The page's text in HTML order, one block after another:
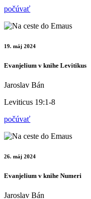
počúvať
19. máj 2024
Evanjelium v knihe Levitikus
Jaroslav Bán
Leviticus 19:1-8
počúvať
26. máj 2024
Evanjelium v knihe Numeri
Jaroslav Bán